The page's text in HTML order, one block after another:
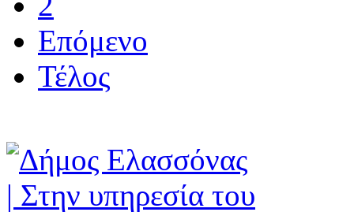
Επόμενο
Τέλος